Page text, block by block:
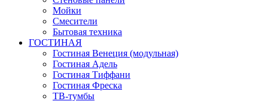
Мойки
Смесители
Бытовая техника
ГОСТИНАЯ
Гостиная Венеция (модульная)
Гостиная Адель
Гостиная Тиффани
Гостиная Фреска
ТВ-тумбы